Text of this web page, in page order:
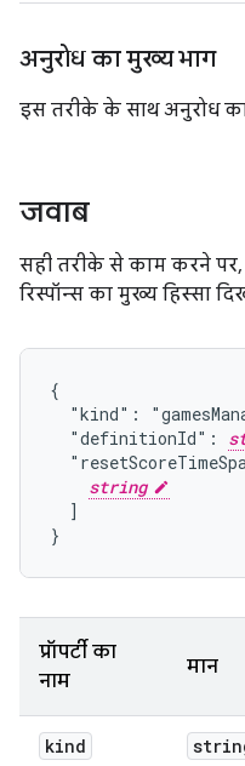
अनुरोध का मुख्य भाग
इस तरीके के साथ अनुरोध
जवाब
सही तरीके से काम करने पर,
रिस्पॉन्स का मुख्य हिस्सा
{
"kind":
  "definitionId":
string
  ]
}
प्रॉपर्टी का
नाम
मान
kind